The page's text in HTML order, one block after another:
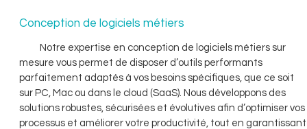
Conception de logiciels métiers
Notre expertise en conception de logiciels métiers sur
mesure vous permet de disposer d’outils performants
parfaitement adaptés à vos besoins spécifiques, que ce soit
sur PC, Mac ou dans le cloud (SaaS). Nous développons des
solutions robustes, sécurisées et évolutives afin d’optimiser vos
processus et améliorer votre productivité, tout en garantissant